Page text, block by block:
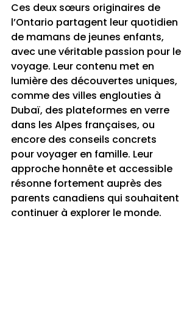
Ces deux sœurs originaires de
l’Ontario partagent leur quotidien
de mamans de jeunes enfants,
avec une véritable passion pour le
voyage. Leur contenu met en
lumière des découvertes uniques,
comme des villes englouties à
Dubaï, des plateformes en verre
dans les Alpes françaises, ou
encore des conseils concrets
pour voyager en famille. Leur
approche honnête et accessible
résonne fortement auprès des
parents canadiens qui souhaitent
continuer à explorer le monde.